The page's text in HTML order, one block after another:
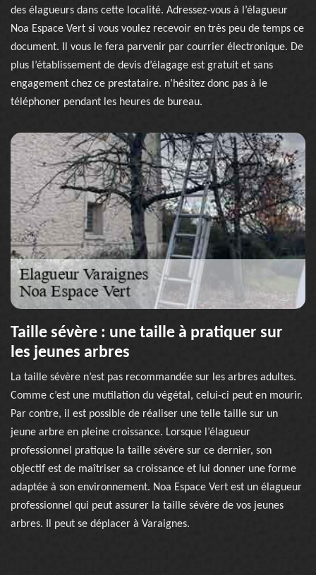
des élagueurs dans cette localité. Adressez-vous à l’élagueur
Noa Espace Vert si vous voulez recevoir en très peu de temps ce
document. Il vous le fera parvenir par courrier électronique. De
plus l’établissement de devis d’élagage est gratuit et sans
engagement chez ce prestataire. n’hésitez donc pas à le
téléphoner pendant les heures de bureau.
Taille sévère : une taille à pratiquer sur
les jeunes arbres
La taille sévère n’est pas recommandée sur les arbres adultes.
Comme c’est une mutilation du végétal, celui-ci peut en mourir.
Par contre, il est possible de réaliser une telle taille sur un
jeune arbre en pleine croissance. Lorsque l’élagueur
professionnel pratique la taille sévère sur ce dernier, son
objectif est de maîtriser sa croissance et lui donner une forme
adaptée à son environnement. Noa Espace Vert est un élagueur
professionnel qui peut assurer la taille sévère de vos jeunes
arbres. Il peut se déplacer à Varaignes.